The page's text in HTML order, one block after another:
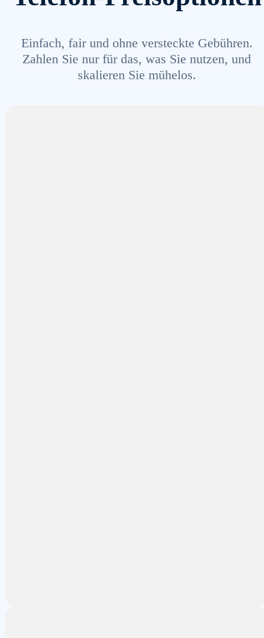
Einfach, fair und ohne versteckte Gebühren.
Zahlen Sie nur für das, was Sie nutzen, und
skalieren Sie mühelos.